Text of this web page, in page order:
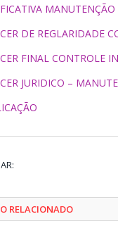
DE REGLARIDADE
FINAL CONTROLE
JURIDICO –
RELACIONADO